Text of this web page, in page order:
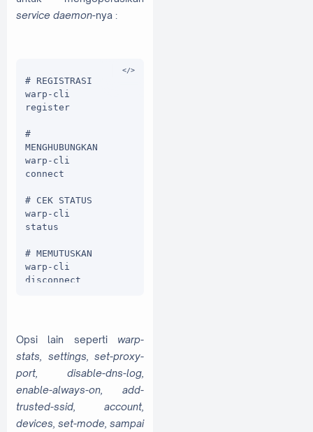
service daemon-nya :
# REGISTRASI
warp-cli
register
#
MENGHUBUNGKAN
warp-cli
connect
# CEK STATUS
warp-cli
status
# MEMUTUSKAN
warp-cli
disconnect
Opsi lain seperti warp-
stats, settings, set-proxy-
port, disable-dns-log,
enable-always-on, add-
trusted-ssid, account,
devices, set-mode, sampai